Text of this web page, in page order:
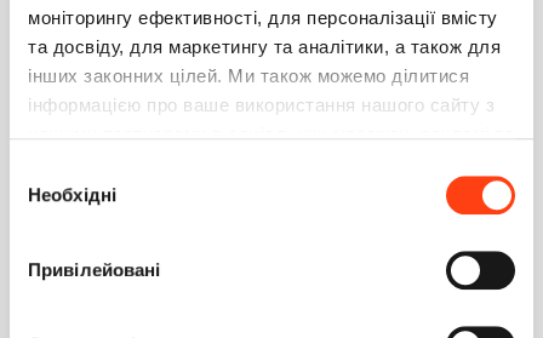
моніторингу ефективності, для персоналізації вмісту
та досвіду, для маркетингу та аналітики, а також для
інших законних цілей. Ми також можемо ділитися
інформацією про ваше використання нашого сайту з
інформацією, яку ви їм надали або яку вони зібрали
під час використання вами їхніх послуг. Детальніше
згоди
Необхідні
Привілейовані
<add name="redis"
connectionString="name=user;password=123;host=localhost;
db=1;port=6379;maxReadPoolSize=25;maxWritePoolSize=25"
/>